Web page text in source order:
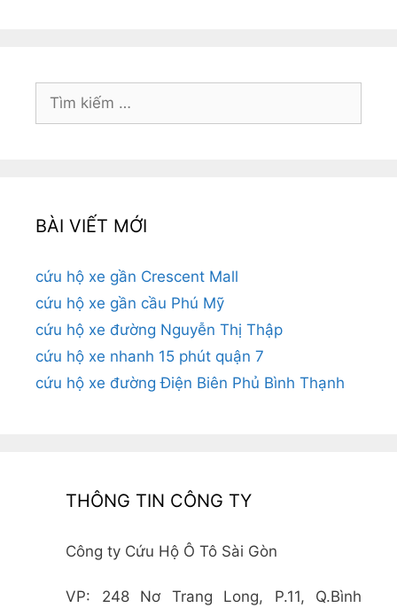
Tìm
BÀI VIẾT MỚI
cứu hộ xe gần Crescent Mall
cứu hộ xe gần cầu Phú Mỹ
cứu hộ xe đường Nguyễn Thị Thập
cứu hộ xe nhanh 15 phút quận 7
cứu hộ xe đường Điện Biên Phủ Bình Thạnh
THÔNG TIN CÔNG TY
Công ty Cứu Hộ Ô Tô Sài Gòn
VP: 248 Nơ Trang Long, P.11, Q.Bình